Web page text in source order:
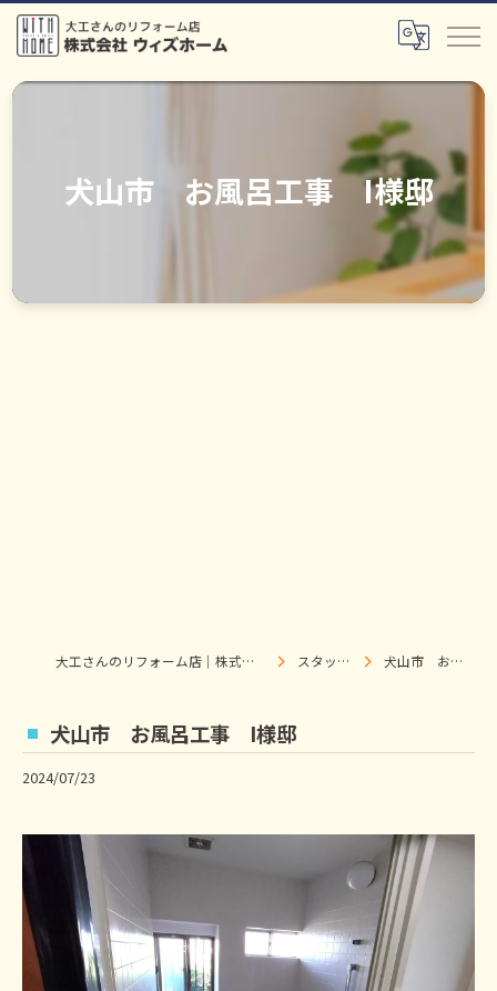
犬山市 お風呂工事 I様邸
大工さんのリフォーム店｜株式会社ウィズホーム｜扶桑・犬山 スタッフブログ 犬山市 お風呂工事 I様邸
犬山市 お風呂工事 I様邸
2024/07/23